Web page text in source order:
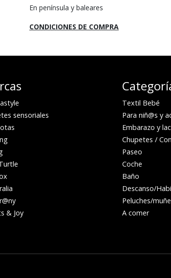
En península y baleares
CONDICIONES DE COMPRA
sensoriales
& Joy
Textil Bebé
Para niñ@s y
Embarazo y
Chupetes /
Paseo
Coche
Baño
Descanso/
Peluches/
A comer